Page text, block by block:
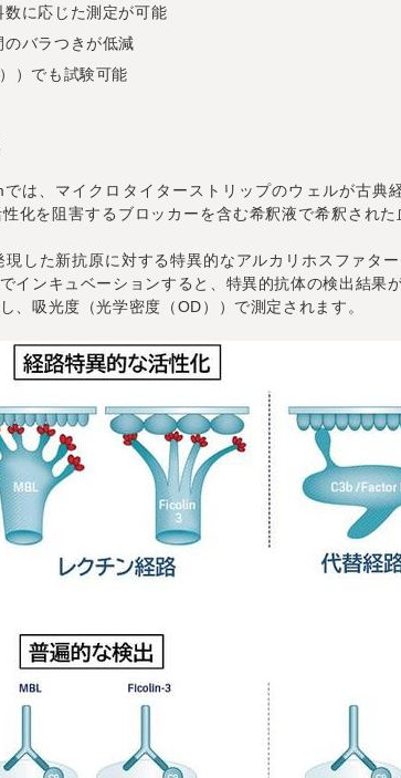
に応じた測定が可能
バラつきが低減
）でも試験可能
は、マイクロタイターストリップのウェルが古典
化を阻害するブロッカーを含む希釈液で希釈され
した新抗原に対する特異的なアルカリホスファタ
インキュベーションすると、特異的抗体の検出結果
、吸光度（光学密度（OD））で測定されます。